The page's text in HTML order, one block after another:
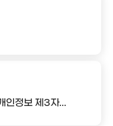
인정보 제3자...